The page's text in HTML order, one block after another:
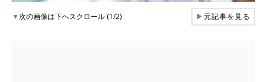
▼次の画像は下へスクロール (1/2) ▶元記事を見る